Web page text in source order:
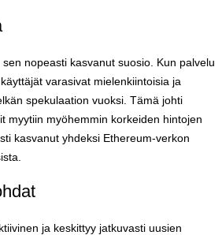
nopeasti kasvanut suosio. Kun palvelu
varasivat mielenkiintoisia ja
spekulaation vuoksi. Tämä johti
myytiin myöhemmin korkeiden hintojen
kasvanut yhdeksi Ethereum-verkon
ja keskittyy jatkuvasti uusien